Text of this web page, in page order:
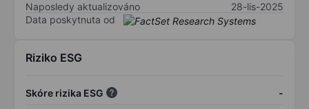
Naposledy aktualizováno
28-lis-2025
Data poskytnuta od
Riziko ESG
Skóre rizika ESG
-